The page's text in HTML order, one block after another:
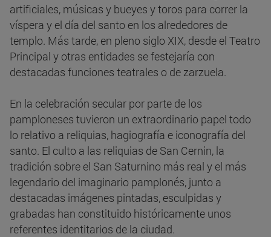
artificiales, músicas y bueyes y toros para correr la
víspera y el día del santo en los alrededores de
templo. Más tarde, en pleno siglo XIX, desde el Teatro
Principal y otras entidades se festejaría con
destacadas funciones teatrales o de zarzuela.
En la celebración secular por parte de los
pamploneses tuvieron un extraordinario papel todo
lo relativo a reliquias, hagiografía e iconografía del
santo. El culto a las reliquias de San Cernin, la
tradición sobre el San Saturnino más real y el más
legendario del imaginario pamplonés, junto a
destacadas imágenes pintadas, esculpidas y
grabadas han constituido históricamente unos
referentes identitarios de la ciudad.